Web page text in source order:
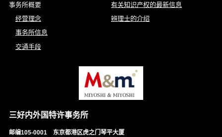
三好内外国特许事务所
邮编105-0001 东京都港区虎之门琴平大厦
事务所概要
经营理念
事务所信息
交通手段
有关知识产权的最新信息
辨理士的介绍